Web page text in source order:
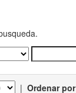
| Ordenar por